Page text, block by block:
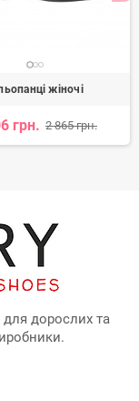
жіночі
грн. 2 865 грн.
для дорослих та